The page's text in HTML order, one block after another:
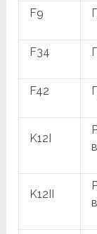
F9
F34
F42
K12I
K12II